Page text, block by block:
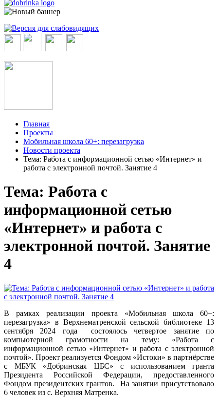
Главная
Проекты
Мобильная школа 60+: перезагрузка
Новости проекта
Тема: Работа с информационной сетью «Интернет» и
работа с электронной почтой. Занятие 4
Тема: Работа с
информационной сетью
«Интернет» и работа с
электронной почтой. Занятие
4
В рамках реализации проекта «Мобильная школа 60+:
перезагрузка» в Верхнематренской сельской библиотеке 13
сентября 2024 года состоялось четвертое занятие по
компьютерной грамотности на тему: «Работа с
информационной сетью «Интернет» и работа с электронной
почтой». Проект реализуется Фондом «Истоки» в партнёрстве
с МБУК «Добринская ЦБС» с использованием гранта
Президента Российской Федерации, предоставленного
Фондом президентских грантов. На занятии присутствовало
6 человек из с. Верхняя Матренка.